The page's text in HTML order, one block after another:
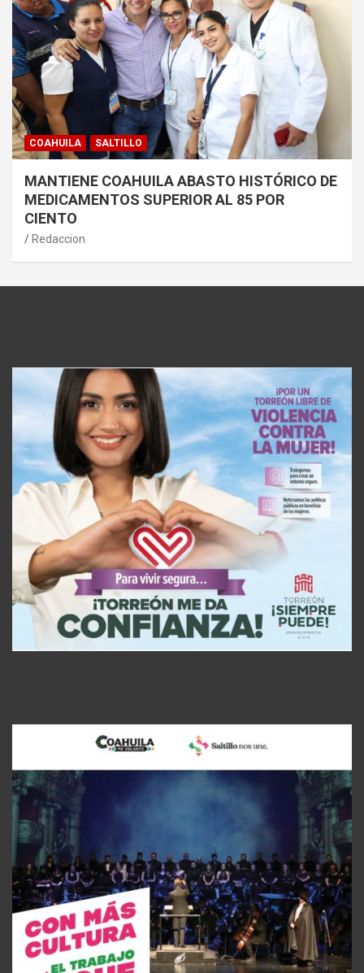
COAHUILA SALTILLO
MANTIENE COAHUILA ABASTO HISTÓRICO DE
MEDICAMENTOS SUPERIOR AL 85 POR
CIENTO
Redaccion